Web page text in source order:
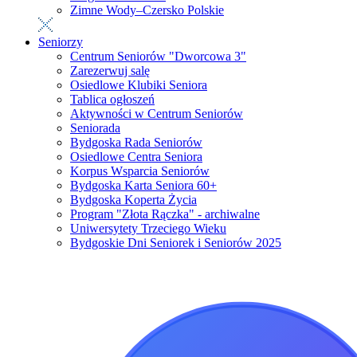
Zimne Wody–Czersko Polskie
Seniorzy
Centrum Seniorów "Dworcowa 3"
Zarezerwuj salę
Osiedlowe Klubiki Seniora
Tablica ogłoszeń
Aktywności w Centrum Seniorów
Seniorada
Bydgoska Rada Seniorów
Osiedlowe Centra Seniora
Korpus Wsparcia Seniorów
Bydgoska Karta Seniora 60+
Bydgoska Koperta Życia
Program "Złota Rączka" - archiwalne
Uniwersytety Trzeciego Wieku
Bydgoskie Dni Seniorek i Seniorów 2025